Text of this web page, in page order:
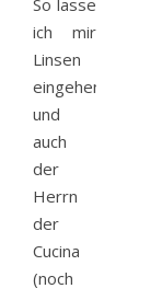
So lasse
ich mir
Linsen
eingehen
und
auch
der
Herrn
der
Cucina
(noch